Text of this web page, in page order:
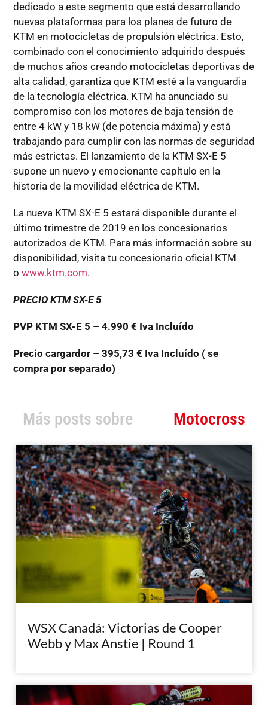
dedicado a este segmento que está desarrollando
nuevas plataformas para los planes de futuro de
KTM en motocicletas de propulsión eléctrica. Esto,
combinado con el conocimiento adquirido después
de muchos años creando motocicletas deportivas de
alta calidad, garantiza que KTM esté a la vanguardia
de la tecnología eléctrica. KTM ha anunciado su
compromiso con los motores de baja tensión de
entre 4 kW y 18 kW (de potencia máxima) y está
trabajando para cumplir con las normas de seguridad
más estrictas. El lanzamiento de la KTM SX-E 5
supone un nuevo y emocionante capítulo en la
historia de la movilidad eléctrica de KTM.
La nueva KTM SX-E 5 estará disponible durante el
último trimestre de 2019 en los concesionarios
autorizados de KTM. Para más información sobre su
disponibilidad, visita tu concesionario oficial KTM
o www.ktm.com.
PRECIO KTM SX-E 5
PVP KTM SX-E 5 – 4.990 € Iva Incluído
Precio cargardor – 395,73 € Iva Incluído ( se
compra por separado)
Más posts sobre Motocross
WSX Canadá: Victorias de Cooper
Webb y Max Anstie | Round 1